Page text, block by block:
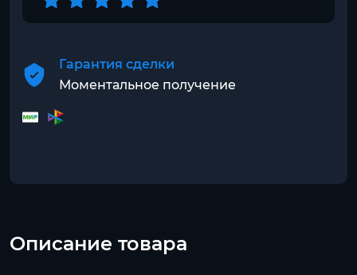
Гарантия сделки
Моментальное получение
Описание товара